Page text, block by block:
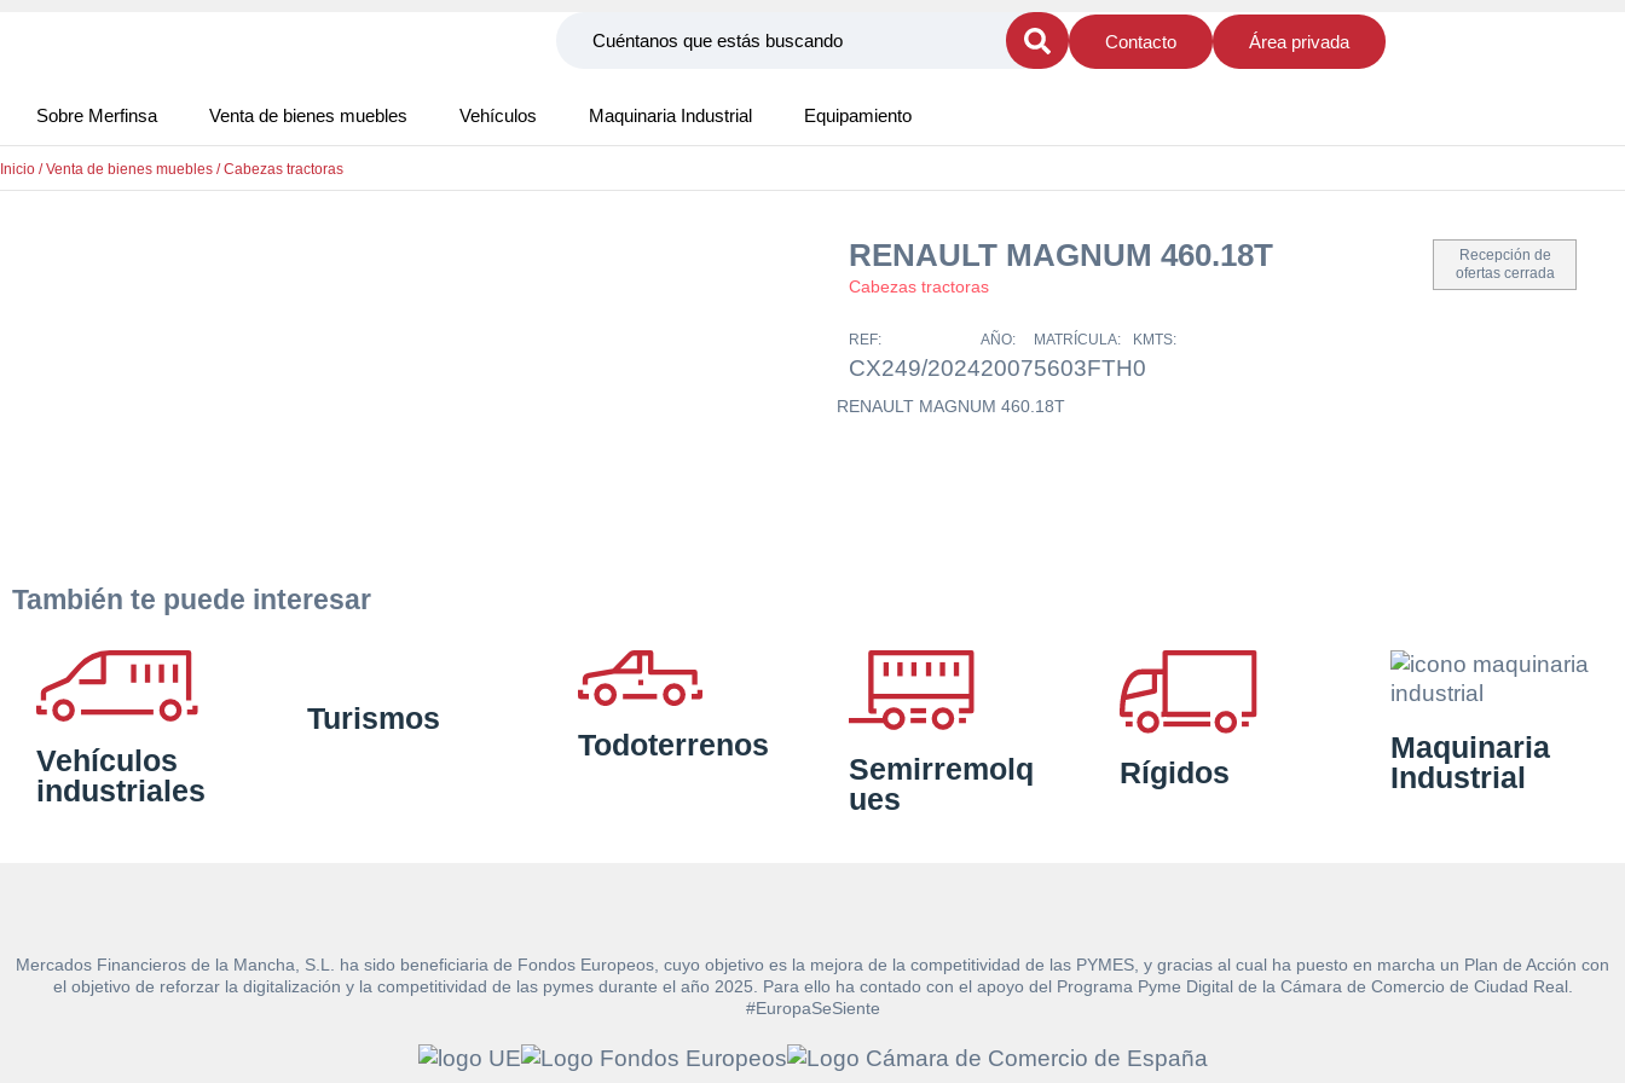
Contacto Área privada
Sobre Merfinsa Venta de bienes muebles Vehículos Maquinaria Industrial Equipamiento
Inicio /Venta de bienes muebles /Cabezas tractoras
RENAULT MAGNUM 460.18T
Cabezas tractoras
Recepción de
ofertas cerrada
REF:
CX249/2024
AÑO:
2007
MATRÍCULA:
5603FTH
KMTS:
0
RENAULT MAGNUM 460.18T
También te puede interesar
Vehículos
industriales
Turismos
Todoterrenos
Semirremolq
ues
Rígidos
Maquinaria
Industrial
Mercados Financieros de la Mancha, S.L. ha sido beneficiaria de Fondos Europeos, cuyo objetivo es la mejora de la competitividad de las PYMES, y gracias al cual ha puesto en marcha un Plan de Acción con
el objetivo de reforzar la digitalización y la competitividad de las pymes durante el año 2025. Para ello ha contado con el apoyo del Programa Pyme Digital de la Cámara de Comercio de Ciudad Real.
#EuropaSeSiente